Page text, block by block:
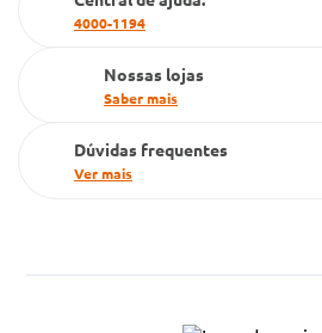
Televendas
4000-1194
Nossas lojas
Saber mais
Dúvidas frequentes
Ver mais